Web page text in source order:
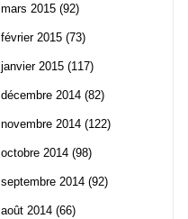
mars 2015 (92)
février 2015 (73)
janvier 2015 (117)
décembre 2014 (82)
novembre 2014 (122)
octobre 2014 (98)
septembre 2014 (92)
août 2014 (66)